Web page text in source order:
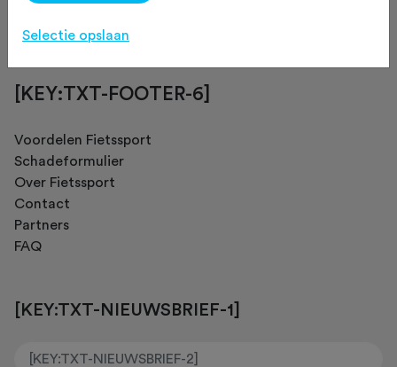
[KEY:TXT-FOOTER-4]
[KEY:TXT-FOOTER-6]
Voordelen Fietssport
Schadeformulier
Over Fietssport
Contact
Partners
FAQ
[KEY:TXT-NIEUWSBRIEF-1]
Selectie opslaan